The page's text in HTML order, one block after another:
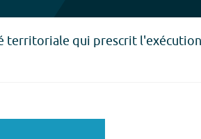
territoriale qui prescrit